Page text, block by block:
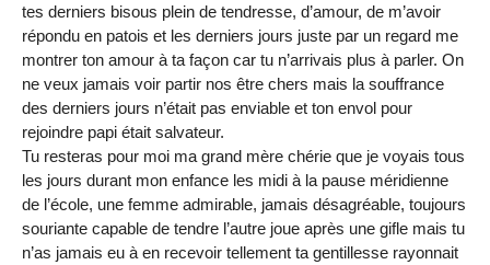
tes derniers bisous plein de tendresse, d’amour, de m’avoir
répondu en patois et les derniers jours juste par un regard me
montrer ton amour à ta façon car tu n’arrivais plus à parler. On
ne veux jamais voir partir nos être chers mais la souffrance
des derniers jours n’était pas enviable et ton envol pour
rejoindre papi était salvateur.
Tu resteras pour moi ma grand mère chérie que je voyais tous
les jours durant mon enfance les midi à la pause méridienne
de l’école, une femme admirable, jamais désagréable, toujours
souriante capable de tendre l’autre joue après une gifle mais tu
n’as jamais eu à en recevoir tellement ta gentillesse rayonnait